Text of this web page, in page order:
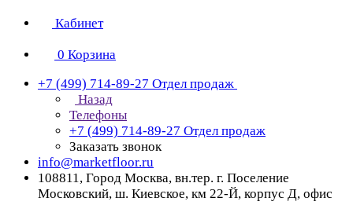
Кабинет
0 Корзина
+7 (499) 714-89-27 Отдел продаж
Назад
Телефоны
+7 (499) 714-89-27 Отдел продаж
Заказать звонок
info@marketfloor.ru
108811, Город Москва, вн.тер. г. Поселение
Московский, ш. Киевское, км 22-Й, корпус Д, офис